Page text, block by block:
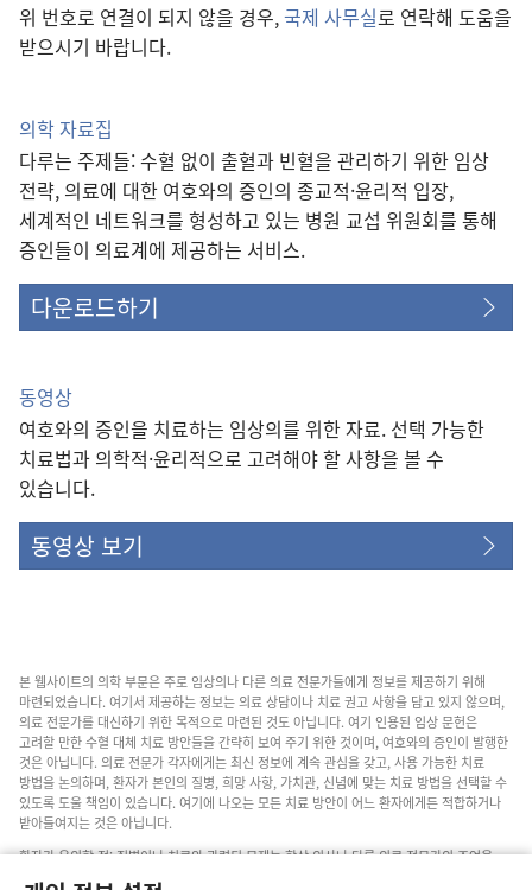
위 번호로 연결이 되지 않을 경우,국제 사무실로 연락해 도움을
받으시기 바랍니다.
의학 자료집
다루는 주제들: 수혈 없이 출혈과 빈혈을 관리하기 위한 임상
전략, 의료에 대한 여호와의 증인의 종교적·윤리적 입장,
세계적인 네트워크를 형성하고 있는 병원 교섭 위원회를 통해
증인들이 의료계에 제공하는 서비스.
다운로드하기
동영상
여호와의 증인을 치료하는 임상의를 위한 자료. 선택 가능한
치료법과 의학적·윤리적으로 고려해야 할 사항을 볼 수
있습니다.
동영상 보기
본 웹사이트의 의학 부문은 주로 임상의나 다른 의료 전문가들에게 정보를 제공하기 위해
마련되었습니다. 여기서 제공하는 정보는 의료 상담이나 치료 권고 사항을 담고 있지 않으며,
의료 전문가를 대신하기 위한 목적으로 마련된 것도 아닙니다. 여기 인용된 임상 문헌은
고려할 만한 수혈 대체 치료 방안들을 간략히 보여 주기 위한 것이며, 여호와의 증인이 발행한
것은 아닙니다. 의료 전문가 각자에게는 최신 정보에 계속 관심을 갖고, 사용 가능한 치료
방법을 논의하며, 환자가 본인의 질병, 희망 사항, 가치관, 신념에 맞는 치료 방법을 선택할 수
있도록 도울 책임이 있습니다. 여기에 나오는 모든 치료 방안이 어느 환자에게든 적합하거나
받아들여지는 것은 아닙니다.
환자가 유의할 점: 질병이나 치료와 관련된 문제는 항상 의사나 다른 의료 전문가의 조언을